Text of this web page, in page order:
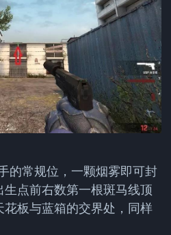
常规位，一颗烟雾即可封
点前右数第一根斑马线顶
板与蓝箱的交界处，同样